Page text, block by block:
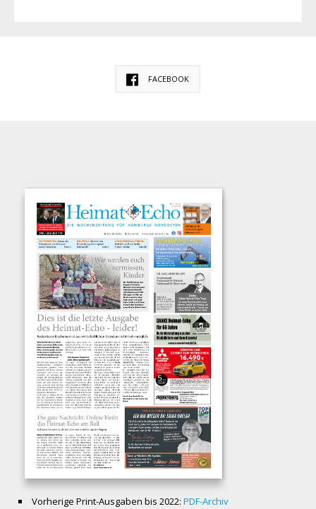
FACEBOOK
Vorherige Print-Ausgaben bis 2022: PDF-Archiv